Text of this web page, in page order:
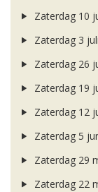
Zaterdag 10
Zaterdag 3
Zaterdag 26
Zaterdag 19
Zaterdag 12
Zaterdag 5
Zaterdag 29
Zaterdag 22